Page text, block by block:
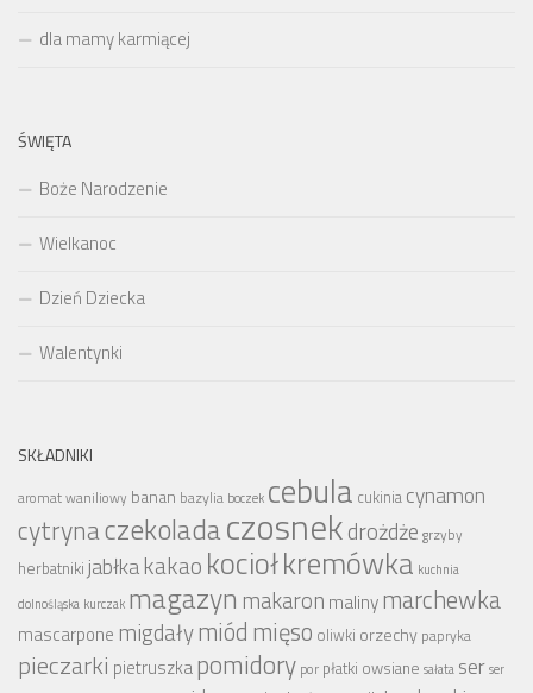
dla mamy karmiącej
ŚWIĘTA
Boże Narodzenie
Wielkanoc
Dzień Dziecka
Walentynki
SKŁADNIKI
aromat waniliowy banan bazylia boczek cebula cukinia cynamon
cytrynaczekoladaczosnekdrożdże grzyby
herbatniki jabłkakakao kociołkremówka kuchnia
dolnośląska kurczak magazyn makaron malinymarchewka
mascarpone migdałymiódmięso oliwki orzechy papryka
pieczarki pietruszkapomidory por płatki owsiane sałata serser